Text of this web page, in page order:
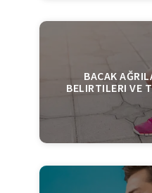
BACAK
BELIRTILERI VE